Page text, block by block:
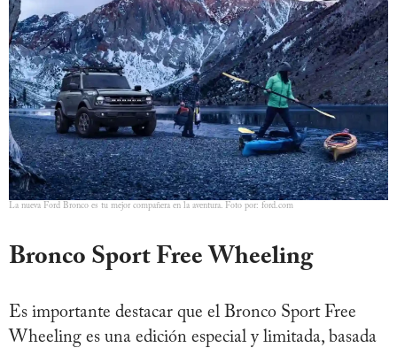
La nueva Ford Bronco es tu mejor compañera en la aventura. Foto por: ford.com
Bronco Sport Free Wheeling
Es importante destacar que el Bronco Sport Free
Wheeling es una edición especial y limitada, basada